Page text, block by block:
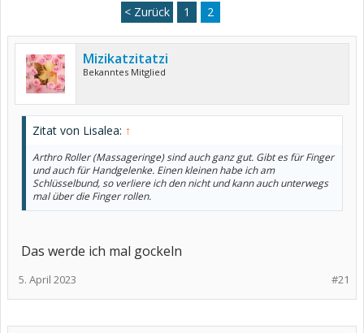
< Zurück 1 2
Mizikatzitatzi
Bekanntes Mitglied
Zitat von Lisalea: ↑
Arthro Roller (Massageringe) sind auch ganz gut. Gibt es für Finger
und auch für Handgelenke. Einen kleinen habe ich am
Schlüsselbund, so verliere ich den nicht und kann auch unterwegs
mal über die Finger rollen.
Das werde ich mal gockeln
#21
5. April 2023